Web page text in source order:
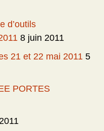
d’outils
8 juin 2011
21 et 22 mai 2011 5
PORTES